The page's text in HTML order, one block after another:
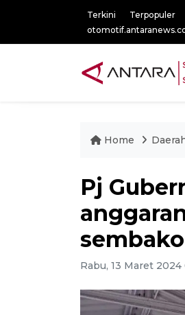
Terkini Terpopuler
Home
Pj
sembako
Rabu, 13 Maret